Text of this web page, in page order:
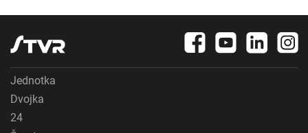
Jednotka
Dvojka
24